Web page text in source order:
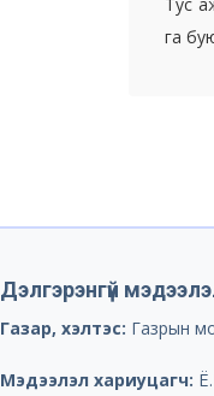
га
Дэлгэрэнгүй
Газар, хэлтэс: Газрын
Мэдээлэл хариуцагч: